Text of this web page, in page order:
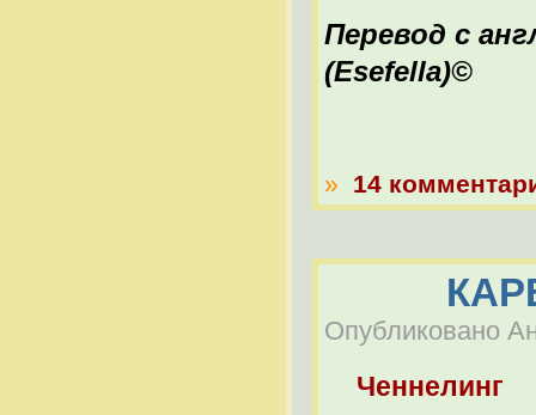
Перевод с
(Esefella)©
» 14
Опубликовано
Ченнелинг